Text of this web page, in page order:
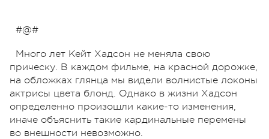
#@#
Много лет Кейт Хадсон не меняла свою
прическу. В каждом фильме, на красной дорожке,
на обложках глянца мы видели волнистые локоны
актрисы цвета блонд. Однако в жизни Хадсон
определенно произошли какие-то изменения,
иначе объяснить такие кардинальные перемены
во внешности невозможно.